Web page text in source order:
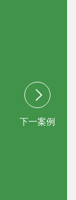
下一案例